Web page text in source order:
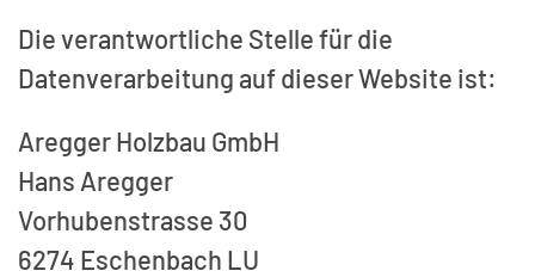
Die verantwortliche Stelle für die
Datenverarbeitung auf dieser Website ist:
Aregger Holzbau GmbH
Hans Aregger
Vorhubenstrasse 30
6274 Eschenbach LU